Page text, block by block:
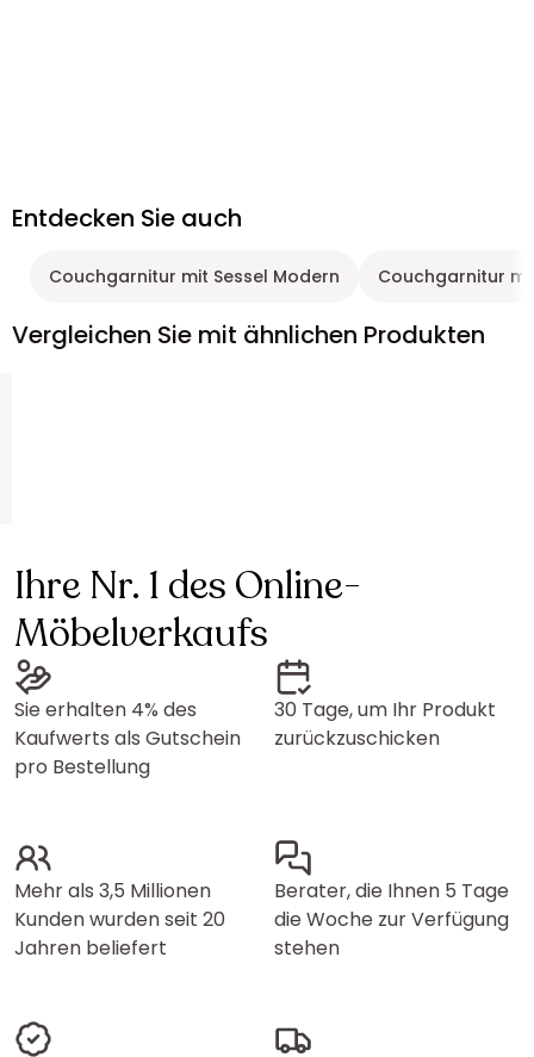
Entdecken Sie auch
Couchgarnitur mit Sessel Modern Couchgarnitur
Vergleichen Sie mit ähnlichen Produkten
Ihre Nr. 1 des Online-
Möbelverkaufs
Sie erhalten 4% des
Kaufwerts als Gutschein
pro Bestellung
30 Tage, um Ihr Produkt
zurückzuschicken
Mehr als 3,5 Millionen
Kunden wurden seit 20
Jahren beliefert
Berater, die Ihnen 5 Tage
die Woche zur Verfügung
stehen